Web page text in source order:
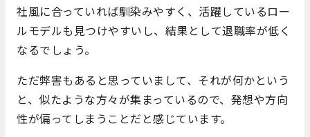
社風に合っていれば馴染みやすく、活躍しているロー
ルモデルも見つけやすいし、結果として退職率が低く
なるでしょう。
ただ弊害もあると思っていまして、それが何かという
と、似たような方々が集まっているので、発想や方向
性が偏ってしまうことだと感じています。